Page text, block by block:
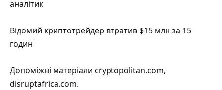
аналітик
Відомий криптотрейдер втратив $15 млн за 15
годин
Допоміжні матеріали cryptopolitan.com,
disruptafrica.com.